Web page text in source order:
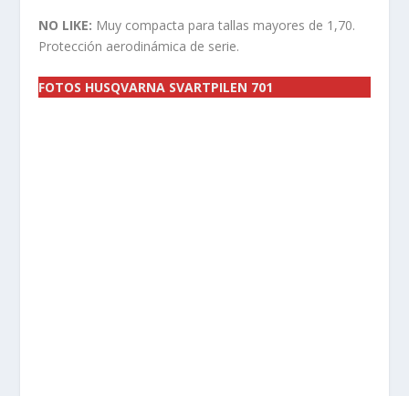
NO LIKE: Muy compacta para tallas mayores de 1,70.
Protección aerodinámica de serie.
FOTOS HUSQVARNA SVARTPILEN 701